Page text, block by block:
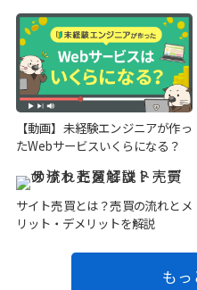
【動画】未経験エンジニアが作っ
たWebサービスいくらになる？
サイト売買とは？売買の流れとメ
リット・デメリットを解説
もっ